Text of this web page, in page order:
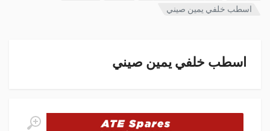
اسطب خلفي يمين صيني
اسطب خلفي يمين صيني